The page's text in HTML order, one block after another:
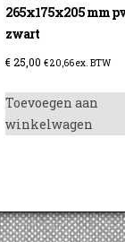
265x175x205 mm
zwart
€25,00 €20,66ex. BTW
Toevoegen aan
winkelwagen